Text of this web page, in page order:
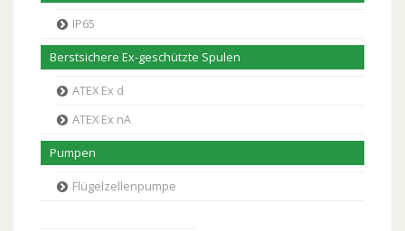
IP65
Berstsichere Ex-geschützte Spulen
ATEX Ex d
ATEX Ex nA
Pumpen
Flügelzellenpumpe